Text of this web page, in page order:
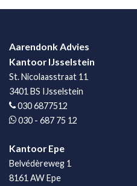
Aarendonk Advies
Kantoor IJsselstein
St. Nicolaasstraat 11
3401 BS IJsselstein
030 6877512
030 - 687 75 12
Kantoor Epe
Belvédèreweg 1
8161 AW Epe